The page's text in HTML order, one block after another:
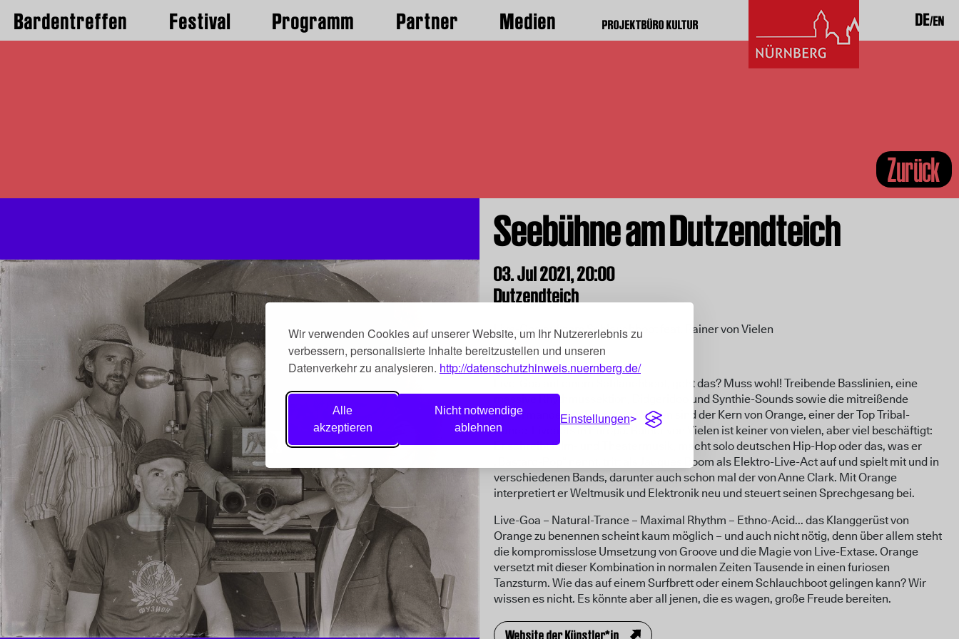
Wir verwenden Cookies auf unserer Website, um Ihr Nutzererlebnis zu
verbessern, personalisierte Inhalte bereitzustellen und unseren
Datenverkehr zu analysieren. http://datenschutzhinweis.nuernberg.de/
Alle
akzeptieren
Nicht notwendige
ablehnen
Einstellungen
PROJEKTBÜRO KULTUR
Bardentreffen Festival Programm Partner Medien DE EN
Zurück
Seebühne am Dutzendteich
03. Jul 2021,20:00
Dutzendteich
Live-Goa auf dem Schlauchboot feat. Rainer von Vielen
Live-Goa auf einem Schlauchboot, geht das? Muss wohl! Treibende Basslinien, eine
massive Rhythmussektion, Didgeridoo und Synthie-Sounds sowie die mitreißende
Performance von Rainer von Vielen sind der Kern von Orange, einer der Top Tribal-
Dance-Liveacts in Europa. Rainer von Vielen ist keiner von vielen, aber viel beschäftigt:
Er schreibt Film- und Theatermusik, macht solo deutschen Hip-Hop oder das, was er
„Bastard-Pop“ nennt, tritt als Jacques Boom als Elektro-Live-Act auf und spielt mit und in
verschiedenen Bands, darunter auch schon mal der von Anne Clark. Mit Orange
interpretiert er Weltmusik und Elektronik neu und steuert seinen Sprechgesang bei.
Live-Goa – Natural-Trance – Maximal Rhythm – Ethno-Acid... das Klanggerüst von
Orange zu benennen scheint kaum möglich – und auch nicht nötig, denn über allem steht
die kompromisslose Umsetzung von Groove und die Magie von Live-Extase. Orange
versetzt mit dieser Kombination in normalen Zeiten Tausende in einen furiosen
Tanzsturm. Wie das auf einem Surfbrett oder einem Schlauchboot gelingen kann? Wir
wissen es nicht. Es könnte aber all jenen, die es wagen, große Freude bereiten.
Website der Künstler*in